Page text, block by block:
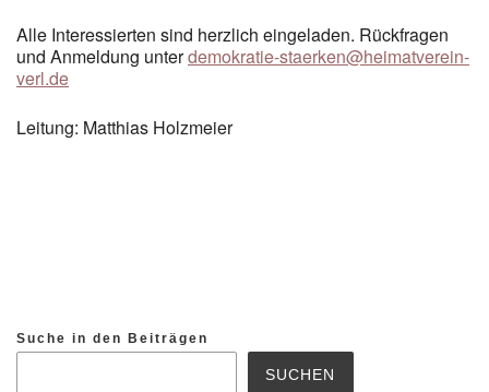
Alle Interessierten sind herzlich eingeladen. Rückfragen
und Anmeldung unterdemokratie-staerken@heimatverein-
verl.de
Leitung: Matthias Holzmeier
Suche in den Beiträgen
SUCHEN